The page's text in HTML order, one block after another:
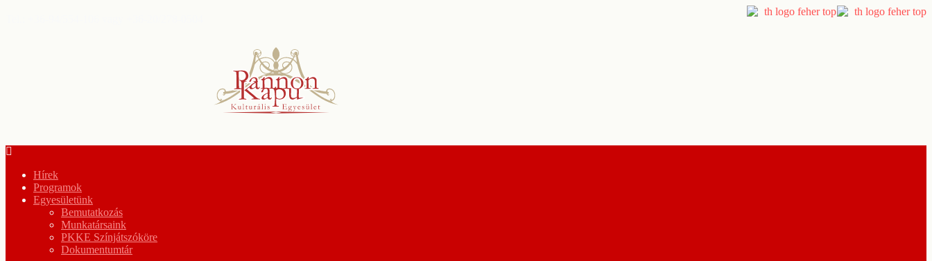
Hírek
Programok
Egyesületünk
Bemutatkozás
Munkatársaink
PKKE Színjátszóköre
Dokumentumtár